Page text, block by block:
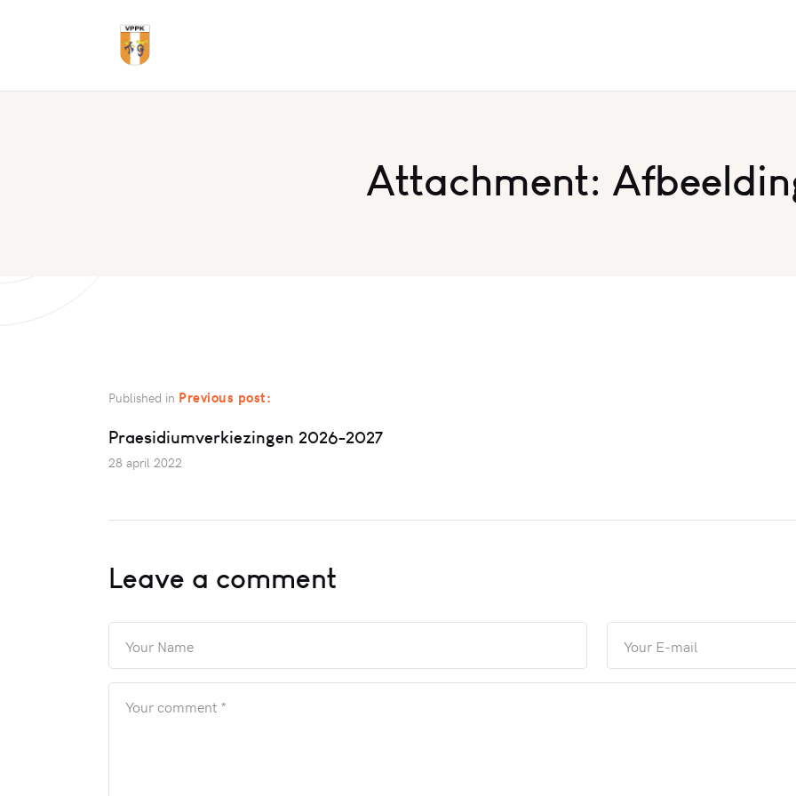
Attachment:
Published in Previous post:
Praesidiumverkiezingen 2026-2027
28 april 2022
Leave a comment